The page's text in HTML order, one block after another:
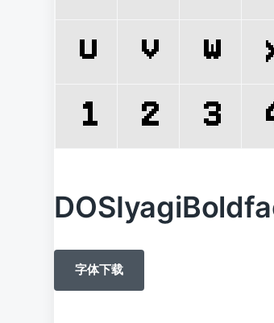
字体下载